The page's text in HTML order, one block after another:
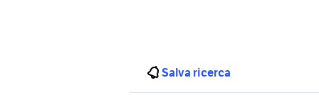
Salva ricerca